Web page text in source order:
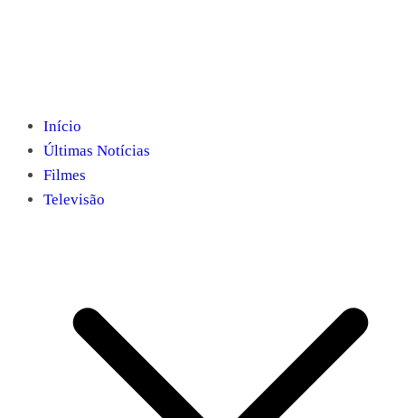
Início
Últimas Notícias
Filmes
Televisão